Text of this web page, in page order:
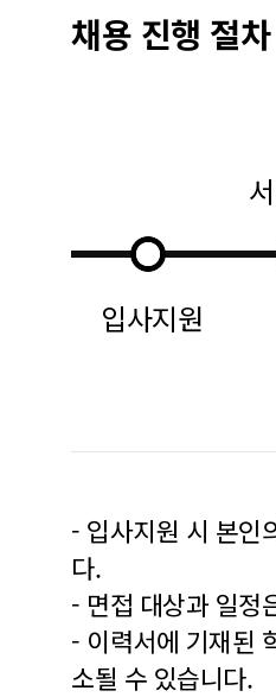
채용 진행 절차
입사지원
- 입사지원 시 본인
다.
- 면접 대상과 일정
- 이력서에 기재된
소될 수 있습니다.